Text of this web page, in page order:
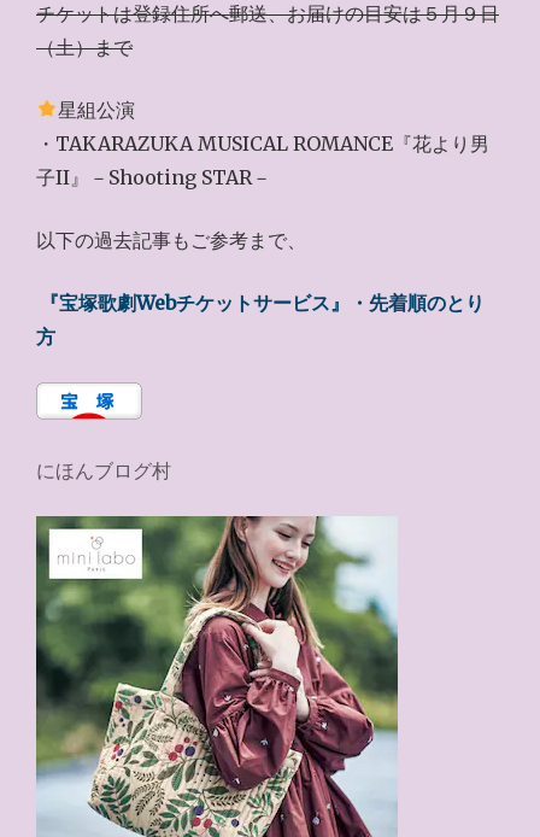
チケットは登録住所へ郵送、お届けの目安は５月９日
（土）まで
星組公演
・TAKARAZUKA MUSICAL ROMANCE『花より男
子II』－Shooting STAR－
以下の過去記事もご参考まで、
『宝塚歌劇Webチケットサービス』・先着順のとり
方
にほんブログ村